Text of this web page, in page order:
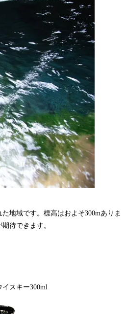
地域です。標高はおよそ300mありま
期待できます。
スキー300ml